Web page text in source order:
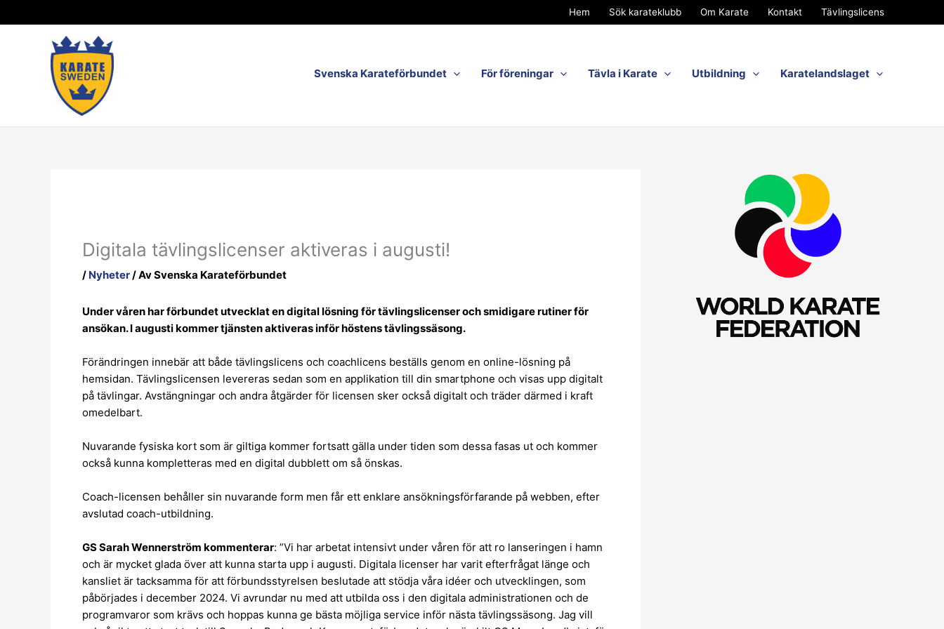
till
Hem Sök karateklubb Om Karate Kontakt Tävlingslicens
Svenska Karateförbundet För föreningar Tävla i Karate Utbildning Karatelandslaget
Digitala tävlingslicenser aktiveras i augusti!
/ Nyheter/ AvSvenska Karateförbundet
Under våren har förbundet utvecklat en digital lösning för tävlingslicenser och smidigare rutiner för
ansökan. I augusti kommer tjänsten aktiveras inför höstens tävlingssäsong.
Förändringen innebär att både tävlingslicens och coachlicens beställs genom en online-lösning på
hemsidan. Tävlingslicensen levereras sedan som en applikation till din smartphone och visas upp digitalt
på tävlingar. Avstängningar och andra åtgärder för licensen sker också digitalt och träder därmed i kraft
omedelbart.
Nuvarande fysiska kort som är giltiga kommer fortsatt gälla under tiden som dessa fasas ut och kommer
också kunna kompletteras med en digital dubblett om så önskas.
Coach-licensen behåller sin nuvarande form men får ett enklare ansökningsförfarande på webben, efter
avslutad coach-utbildning.
GS Sarah Wennerström kommenterar: ”Vi har arbetat intensivt under våren för att ro lanseringen i hamn
och är mycket glada över att kunna starta upp i augusti. Digitala licenser har varit efterfrågat länge och
kansliet är tacksamma för att förbundsstyrelsen beslutade att stödja våra idéer och utvecklingen, som
påbörjades i december 2024. Vi avrundar nu med att utbilda oss i den digitala administrationen och de
programvaror som krävs och hoppas kunna ge bästa möjliga service inför nästa tävlingssäsong. Jag vill